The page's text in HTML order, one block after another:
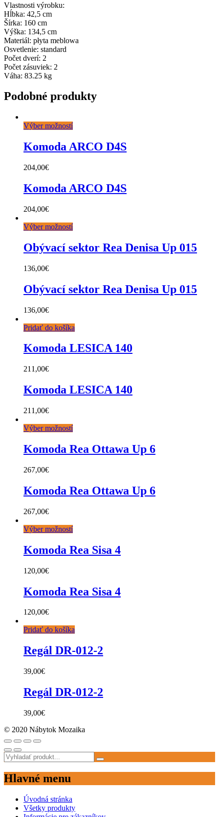
Vlastnosti výrobku:
Hĺbka: 42,5 cm
Šírka: 160 cm
Výška: 134,5 cm
Materiál: płyta meblowa
Osvetlenie: standard
Počet dverí: 2
Počet zásuviek: 2
Váha: 83.25 kg
Podobné produkty
Výber možností
Komoda ARCO D4S
204,00€
Komoda ARCO D4S
204,00€
Výber možností
Obývací sektor Rea Denisa Up 015
136,00€
Obývací sektor Rea Denisa Up 015
136,00€
Pridať do košíka
Komoda LESICA 140
211,00€
Komoda LESICA 140
211,00€
Výber možností
Komoda Rea Ottawa Up 6
267,00€
Komoda Rea Ottawa Up 6
267,00€
Výber možností
Komoda Rea Sisa 4
120,00€
Komoda Rea Sisa 4
120,00€
Pridať do košíka
Regál DR-012-2
39,00€
Regál DR-012-2
39,00€
© 2020 Nábytok Mozaika
Hlavné menu
Úvodná stránka
Všetky produkty